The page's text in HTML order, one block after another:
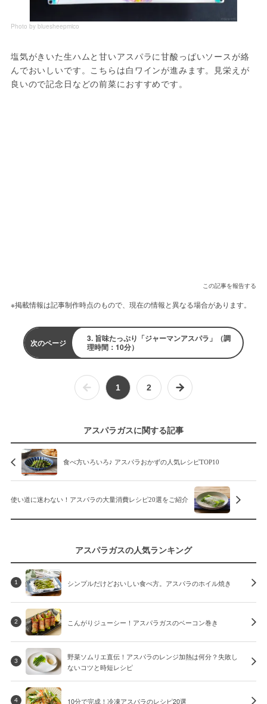
Photo by bluesheepmico
塩気がきいた生ハムと甘いアスパラに甘酸っぱいソースが絡
んでおいしいです。こちらは白ワインが進みます。見栄えが
良いので記念日などの前菜におすすめです。
この記事を報告する
※掲載情報は記事制作時点のもので、現在の情報と異なる場合があります。
次のページ
3. 旨味たっぷり「ジャーマンアスパラ」（調
理時間：10分）
1 2
アスパラガスに関する記事
食べ方いろいろ♪ アスパラおかずの人気レシピTOP10
使い道に迷わない！アスパラの大量消費レシピ20選をご紹介
アスパラガスの人気ランキング
1 シンプルだけどおいしい食べ方。アスパラのホイル焼き
2 こんがりジューシー！アスパラガスのベーコン巻き
3
野菜ソムリエ直伝！アスパラのレンジ加熱は何分？失敗し
ないコツと時短レシピ
4 10分で完成！冷凍アスパラのレシピ20選